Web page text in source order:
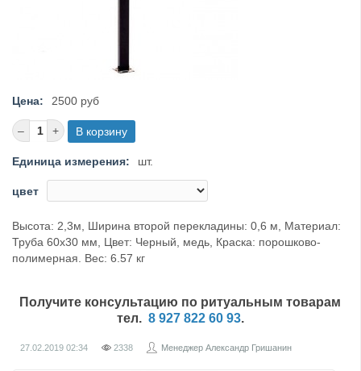
Цена: 2500 руб
Единица измерения: шт.
цвет
Высота: 2,3м, Ширина второй перекладины: 0,6 м, Материал:
Труба 60х30 мм, Цвет: Черный, медь, Краска: порошково-
полимерная. Вес: 6.57 кг
Получите консультацию по ритуальным товарам
тел. 8 927 822 60 93.
27.02.2019 02:34 2338 Менеджер Александр Гришанин